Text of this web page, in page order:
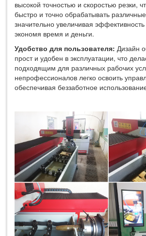
высокой точностью и скоростью резки,
быстро и точно обрабатывать
значительно увеличивая
экономя время и деньги.
Удобство для пользователя: Дизайн
прост и удобен в эксплуатации, что
подходящим для различных рабочих
непрофессионалов легко освоить
обеспечивая беззаботное